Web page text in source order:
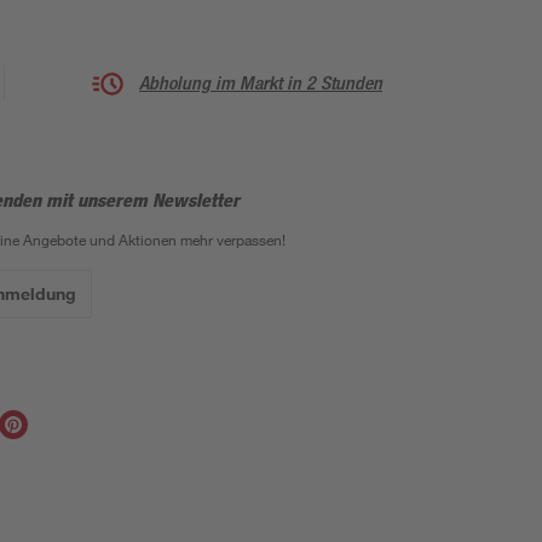
Abholung im Markt in 2 Stunden
mit unserem Newsletter
Angebote und Aktionen mehr verpassen!